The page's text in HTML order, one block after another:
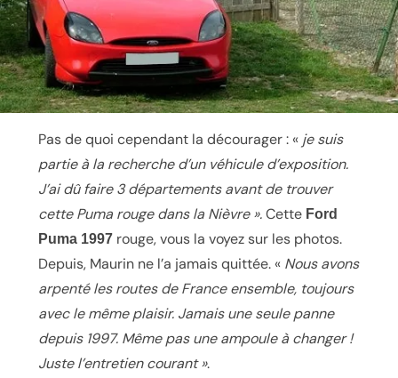
Pas de quoi cependant la décourager : « je suis
partie à la recherche d’un véhicule d’exposition.
J’ai dû faire 3 départements avant de trouver
cette Puma rouge dans la Nièvre ».Cette Ford
Puma 1997rouge, vous la voyez sur les photos.
Depuis, Maurin ne l’a jamais quittée. « Nous avons
arpenté les routes de France ensemble, toujours
avec le même plaisir. Jamais une seule panne
depuis 1997. Même pas une ampoule à changer !
Juste l’entretien courant ».